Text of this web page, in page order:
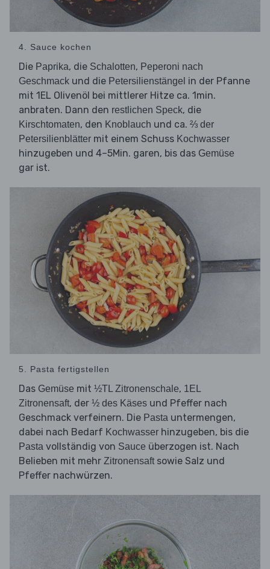
4. Sauce kochen
Die Paprika, die Schalotten, Peperoni nach
Geschmack und die Petersilienstängel in der Pfanne
mit 1EL Olivenöl bei mittlerer Hitze ca. 1min.
anbraten. Dann den restlichen Speck, die
Kirschtomaten, den Knoblauch und ca. ⅔ der
Petersilienblätter mit einem Schuss Kochwasser
hinzugeben und 4–5Min. garen, bis das Gemüse
gar ist.
5. Pasta fertigstellen
Das Gemüse mit ½TL Zitronenschale, 1EL
Zitronensaft, der ½ des Käses und Pfeffer nach
Geschmack verfeinern. Die Pasta untermengen,
dabei nach Bedarf Kochwasser hinzugeben, bis die
Pasta vollständig von Sauce überzogen ist. Nach
Belieben mit mehr Zitronensaftsowie Salz und
Pfeffer nachwürzen.